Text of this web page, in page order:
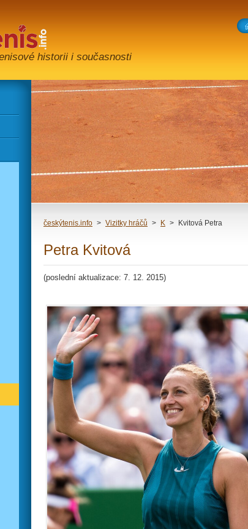
historii i současnosti
českýtenis.info > Vizitky hráčů > K > Kvitová Petra
Petra Kvitová
(poslední aktualizace: 7. 12. 2015)